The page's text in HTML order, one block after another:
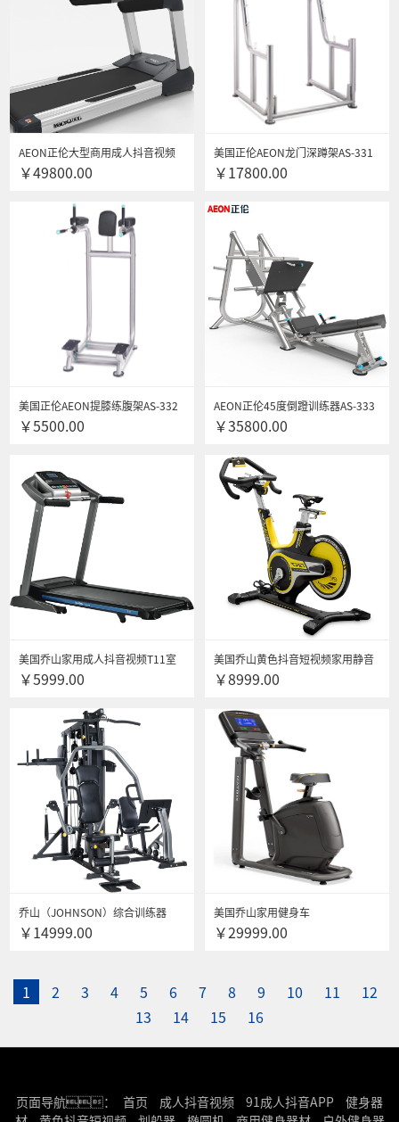
AEON正伦大型商用成人抖音视频
A75TV
￥49800.00
美国正伦AEON龙门深蹲架AS-331
￥17800.00
美国正伦AEON提膝练腹架AS-332
￥5500.00
AEON正伦45度倒蹬训练器AS-333
专项训练器商用力量器械 健身房器
￥35800.00
美国乔山家用成人抖音视频T11室
内商务静音健身器材可折叠 送货安
￥5999.00
美国乔山黄色抖音短视频家用静音
健身车 室内自行车 运动健身器材
￥8999.00
乔山（JOHNSON）综合训练器
Torus4/5 TORUS5三人站多功能室
￥14999.00
美国乔山家用健身车
U30XR/U30XIR 运动单车 室内自行
￥29999.00
1 2 3 4 5 6 7 8 9 10 11
12
13
14 15 16
页面导航： 首页 成人抖音视频 91成人抖音APP
健身器